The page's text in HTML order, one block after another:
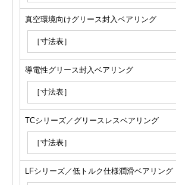
真空環境向けグリース封入ベアリング
［寸法表］
導電性グリース封入ベアリング
［寸法表］
TCシリーズ／グリースレスベアリング
［寸法表］
LFシリーズ／低トルク仕様潤滑ベアリング